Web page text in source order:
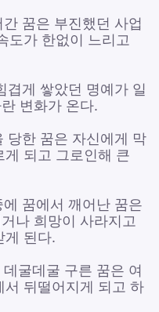
꿈은 부진했던 사업
도가 한없이 느리고
게 쌓았던 명예가 일
변화가 온다.
당한 꿈은 자신에게 막
되고 그로인해 큰
꿈에서 깨어난 꿈은
나 희망이 사라지고
게 된다.
굴데굴 구른 꿈은 여
서 뒤떨어지게 되고 하